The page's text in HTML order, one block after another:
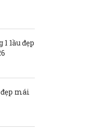
1ầu đẹp
mái